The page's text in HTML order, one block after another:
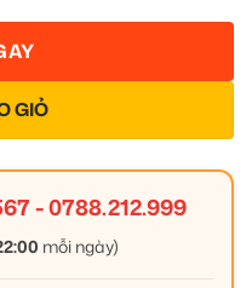
GIỎ
-0788.212.999
mỗi ngày)